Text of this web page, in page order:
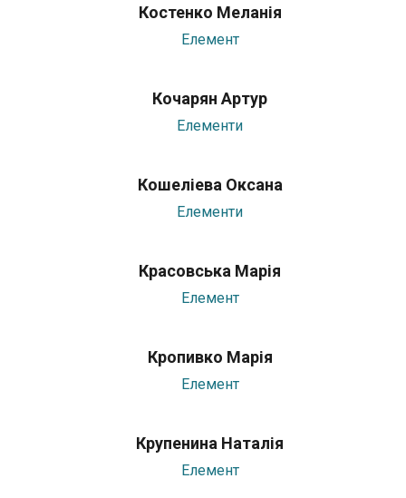
Костенко Меланія
Елемент
Кочарян Артур
Елементи
Кошеліева Оксана
Елементи
Красовська Марія
Елемент
Кропивко Марія
Елемент
Крупенина Наталія
Елемент